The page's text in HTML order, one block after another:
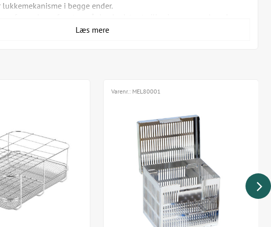
lukkemekanisme i begge ender.
gør, at damptrykket i autoklaven når instrumenterne, og sikre at
100, har plads til to MELAstore Tray 50 eller én MELAstore Tray 100,
4,6 cm (varenr. MEL01191)
200, har plads til én MELAstore Tray 200, mål 31,2 x 19 x 6,5 cm
Læs mere
Varenr.: MEL80001